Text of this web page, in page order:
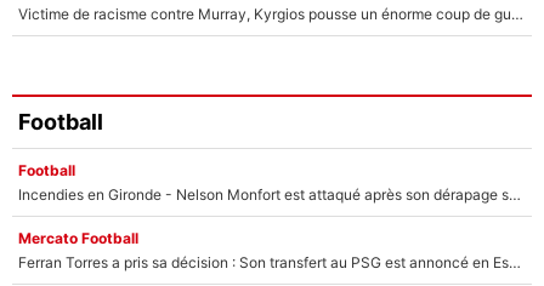
Victime de racisme contre Murray, Kyrgios pousse un énorme coup de gueule !
Football
Football
Incendies en Gironde - Nelson Monfort est attaqué après son dérapage sur CNews : «Et lui, il prend combien pour parler dans un studio climatisé?»
Mercato Football
Ferran Torres a pris sa décision : Son transfert au PSG est annoncé en Espagne !